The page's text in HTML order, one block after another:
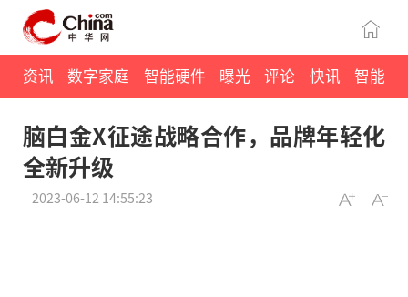
资讯 数字家庭 智能硬件 曝光 评论 快讯 智能
脑白金X征途战略合作，品牌年轻化
全新升级
2023-06-12 14:55:23